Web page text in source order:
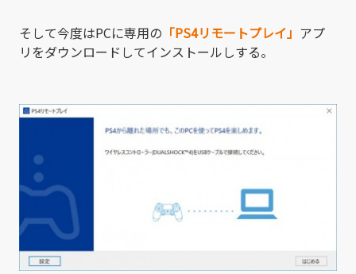
そして今度はPCに専用の 「PS4リモートプレイ」 アプ
リをダウンロードしてインストールしする。